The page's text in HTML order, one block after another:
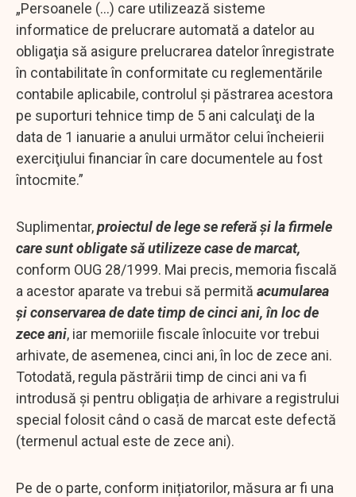
„Persoanele (...) care utilizează sisteme
informatice de prelucrare automată a datelor au
obligaţia să asigure prelucrarea datelor înregistrate
în contabilitate în conformitate cu reglementările
contabile aplicabile, controlul şi păstrarea acestora
pe suporturi tehnice timp de 5 ani calculaţi de la
data de 1 ianuarie a anului următor celui încheierii
exerciţiului financiar în care documentele au fost
întocmite.”
Suplimentar,proiectul de lege se referă și la firmele
care sunt obligate să utilizeze case de marcat,
conform OUG 28/1999. Mai precis, memoria fiscală
a acestor aparate va trebui să permită acumularea
și conservarea de date timp de cinci ani, în loc de
zece ani, iar memoriile fiscale înlocuite vor trebui
arhivate, de asemenea, cinci ani, în loc de zece ani.
Totodată, regula păstrării timp de cinci ani va fi
introdusă și pentru obligația de arhivare a registrului
special folosit când o casă de marcat este defectă
(termenul actual este de zece ani).
Pe de o parte, conform inițiatorilor, măsura ar fi una